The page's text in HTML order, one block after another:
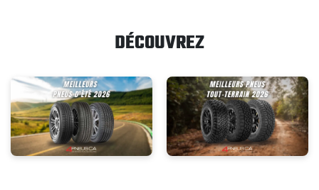
DÉCOUVREZ